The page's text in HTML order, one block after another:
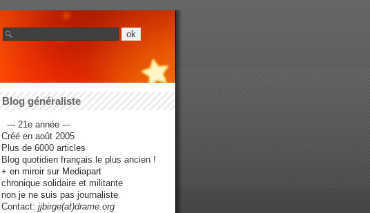
Blog généraliste
--- 21e année ---
Créé en août 2005
Plus de 6000 articles
Blog quotidien français le plus ancien !
+ en miroir sur Mediapart
chronique solidaire et militante
non je ne suis pas journaliste
Contact: jjbirge(at)drame.org